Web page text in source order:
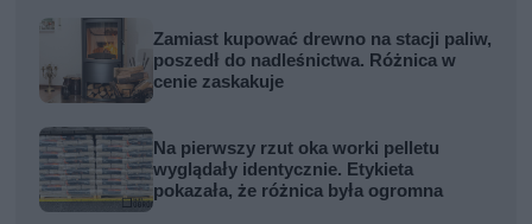
Zamiast kupować drewno na stacji paliw,
poszedł do nadleśnictwa. Różnica w
cenie zaskakuje
Na pierwszy rzut oka worki pelletu
wyglądały identycznie. Etykieta
pokazała, że różnica była ogromna